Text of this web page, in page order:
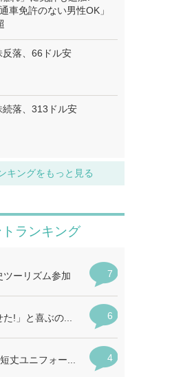
通車免許のない男性OK」
反落、66ドル安
続落、313ドル安
キングをもっと見る